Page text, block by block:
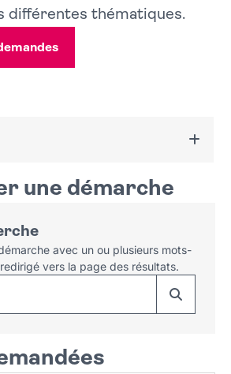
différentes thématiques.
démarche
une démarche
avec un ou plusieurs mots-
vers la page des résultats.